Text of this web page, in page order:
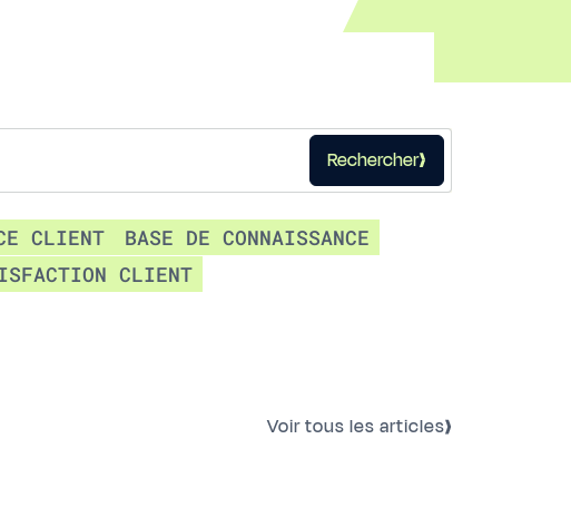
Rechercher
CLIENT
BASE DE CONNAISSANCE
CLIENT
Voir tous les articles